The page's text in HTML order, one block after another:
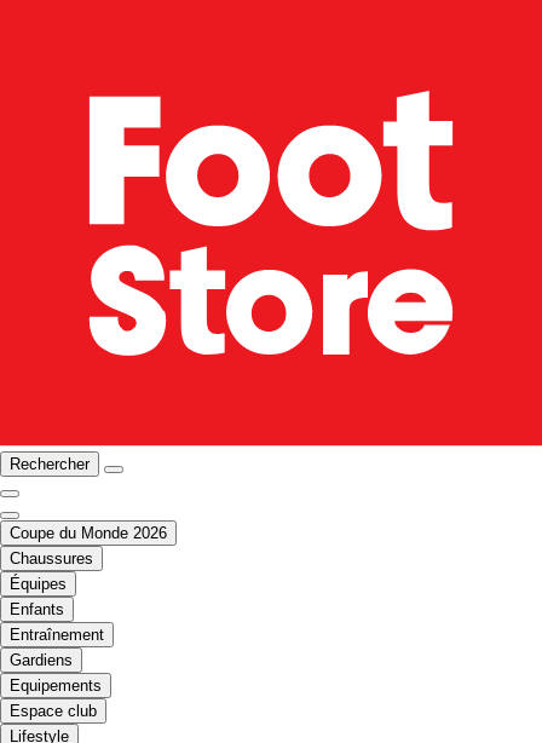
Rechercher
Coupe du Monde 2026
Chaussures
Équipes
Enfants
Entraînement
Gardiens
Equipements
Espace club
Lifestyle